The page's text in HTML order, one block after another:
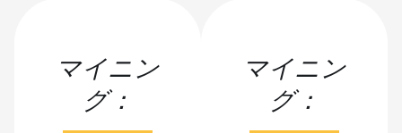
(200Th)
BITMAIN AntMiner S21 Hyd.
(335Th)
マイニン
グ：
マイニン
グ：